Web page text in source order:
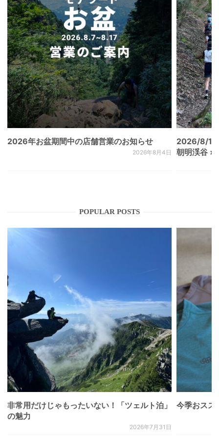
2026年お盆期間中の店舗営業のお知らせ
2026年8月4日
2026/8/
朝明渓谷 ×
POPULAR POSTS
非常用だけじゃもったいない！「ツェルト泊」
の魅力
2026年7月31日
今季おスス